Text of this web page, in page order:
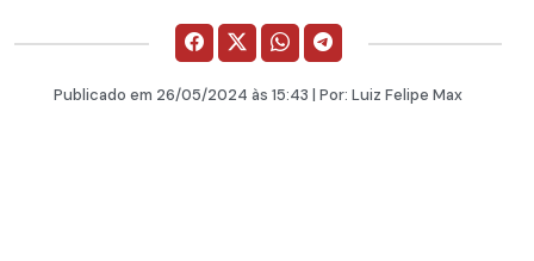
Publicado em 26/05/2024 às 15:43 | Por: Luiz Felipe Max